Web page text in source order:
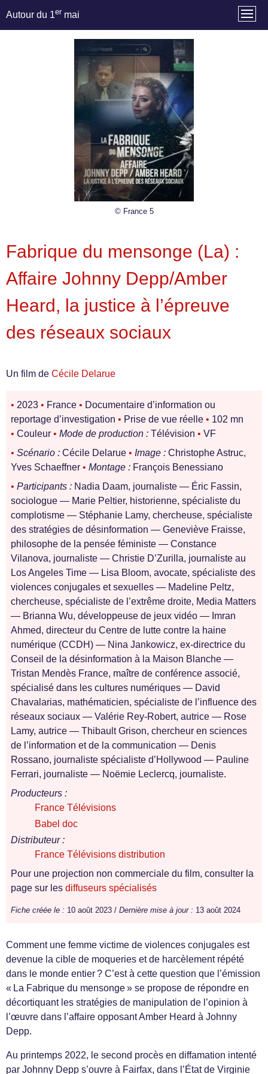
Autour du 1er mai
© France 5
Fabrique du mensonge (La) :
Affaire Johnny Depp/Amber
Heard, la justice à l’épreuve
des réseaux sociaux
Un film de Cécile Delarue
• 2023 • France • Documentaire d’information ou
reportage d’investigation • Prise de vue réelle • 102 mn
• Couleur • Mode de production : Télévision • VF
• Scénario : Cécile Delarue • Image : Christophe Astruc,
Yves Schaeffner • Montage : François Benessiano
• Participants : Nadia Daam, journaliste — Éric Fassin,
sociologue — Marie Peltier, historienne, spécialiste du
complotisme — Stéphanie Lamy, chercheuse, spécialiste
des stratégies de désinformation — Geneviève Fraisse,
philosophe de la pensée féministe — Constance
Vilanova, journaliste — Christie D’Zurilla, journaliste au
Los Angeles Time — Lisa Bloom, avocate, spécialiste des
violences conjugales et sexuelles — Madeline Peltz,
chercheuse, spécialiste de l’extrême droite, Media Matters
— Brianna Wu, développeuse de jeux vidéo — Imran
Ahmed, directeur du Centre de lutte contre la haine
numérique (CCDH) — Nina Jankowicz, ex-directrice du
Conseil de la désinformation à la Maison Blanche —
Tristan Mendès France, maître de conférence associé,
spécialisé dans les cultures numériques — David
Chavalarias, mathématicien, spécialiste de l’influence des
réseaux sociaux — Valérie Rey-Robert, autrice — Rose
Lamy, autrice — Thibault Grison, chercheur en sciences
de l’information et de la communication — Denis
Rossano, journaliste spécialiste d’Hollywood — Pauline
Ferrari, journaliste — Noëmie Leclercq, journaliste.
Producteurs :
France Télévisions
Babel doc
Distributeur :
France Télévisions distribution
Pour une projection non commerciale du film, consulter la
page sur les diffuseurs spécialisés
Fiche créée le : 10 août 2023 / Dernière mise à jour : 13 août 2024
Comment une femme victime de violences conjugales est
devenue la cible de moqueries et de harcèlement répété
dans le monde entier ? C’est à cette question que l’émission
« La Fabrique du mensonge » se propose de répondre en
décortiquant les stratégies de manipulation de l’opinion à
l’œuvre dans l’affaire opposant Amber Heard à Johnny
Depp.
Au printemps 2022, le second procès en diffamation intenté
par Johnny Depp s’ouvre à Fairfax, dans l’État de Virginie